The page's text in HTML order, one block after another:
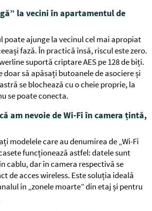
la vecini în apartamentul de
poate ajunge la vecinul cel mai apropiat
fază. În practică însă, riscul este zero.
suportă criptare AES pe 128 de biți.
doar să apăsați butoanele de asociere și
se blochează cu o cheie proprie, la
se poate conecta.
am nevoie de Wi-Fi în camera țintă,
modelele care au denumirea de „Wi-Fi
funcționează astfel: datele sunt
cablu, dar în camera respectivă se
de acces wireless. Este soluția ideală
în „zonele moarte” din etaj și pentru